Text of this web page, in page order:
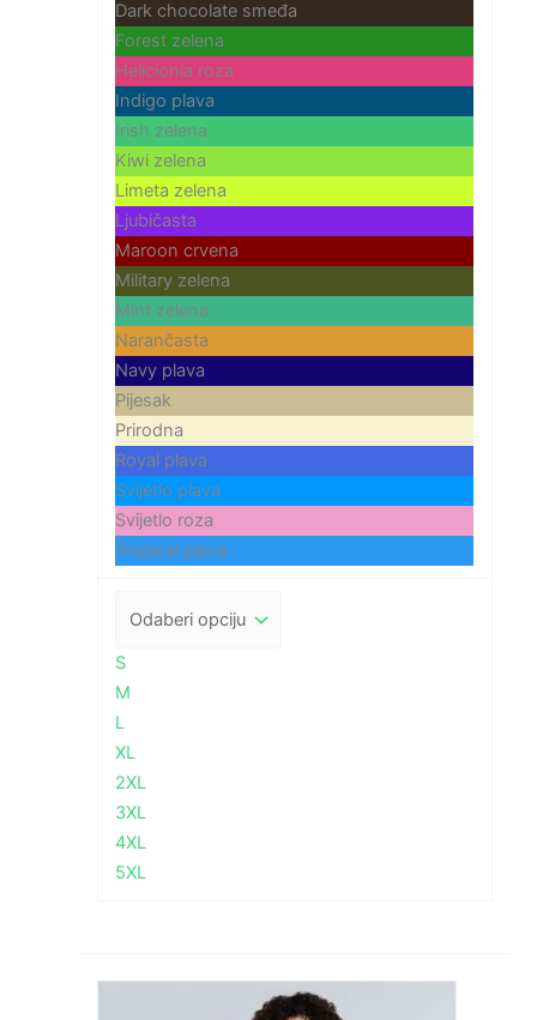
Dark chocolate smeđa
Forest zelena
Helicionia roza
Indigo plava
Irish zelena
Kiwi zelena
Limeta zelena
Ljubičasta
Maroon crvena
Military zelena
Mint zelena
Narančasta
Navy plava
Pijesak
Prirodna
Royal plava
Svijetlo plava
Svijetlo roza
Tropical plava
S
M
L
XL
2XL
3XL
4XL
5XL